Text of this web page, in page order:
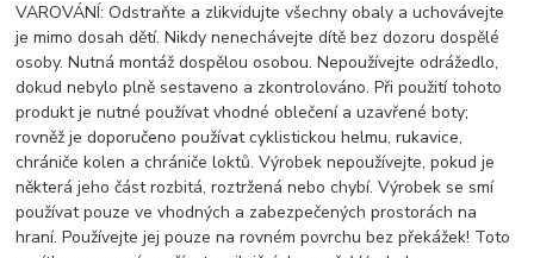
VAROVÁNÍ: Odstraňte a zlikvidujte všechny obaly a uchovávejte
je mimo dosah dětí. Nikdy nenechávejte dítě bez dozoru dospělé
osoby. Nutná montáž dospělou osobou. Nepoužívejte odrážedlo,
dokud nebylo plně sestaveno a zkontrolováno. Při použití tohoto
produkt je nutné používat vhodné oblečení a uzavřené boty;
rovněž je doporučeno používat cyklistickou helmu, rukavice,
chrániče kolen a chrániče loktů. Výrobek nepoužívejte, pokud je
některá jeho část rozbitá, roztržená nebo chybí. Výrobek se smí
používat pouze ve vhodných a zabezpečených prostorách na
hraní. Používejte jej pouze na rovném povrchu bez překážek! Toto